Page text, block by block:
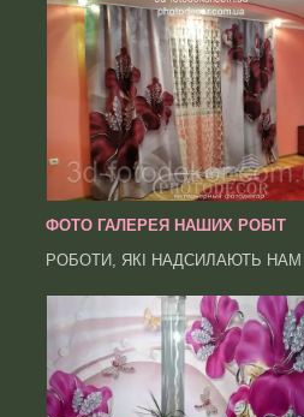
ФОТО ГАЛЕРЕЯ НАШИХ РОБІТ
РОБОТИ, ЯКІ НАДСИЛАЮТЬ НАМ